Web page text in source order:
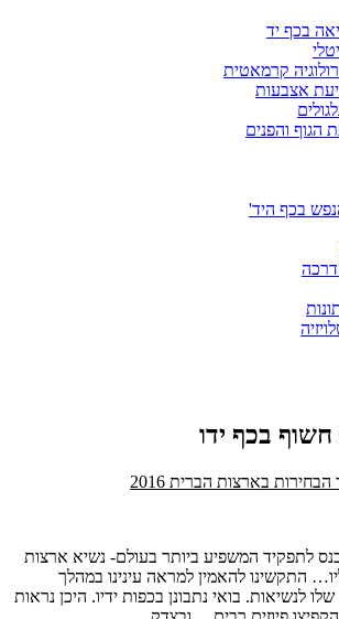
בכף יד
קרמאטית
אצבעות
הגוף והפנים
בכף היד'
בכף ידו
בארצות הברית 2016
לתפקיד המשפיע ביותר בעולם- נשיא ארצות
התקשינו להאמין למראה עינינו במהלך
לנשיאות. בואי נתבונן בכפות ידיו. היכן נראות